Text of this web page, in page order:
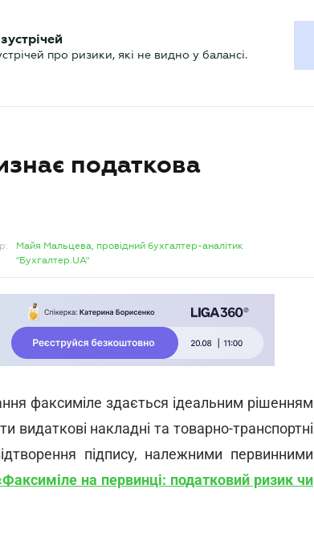
про ризики, які не видно у балансі.
податкова
Майя Мальцева, провідний бухгалтер-аналітик
"Бухгалтер.UA"
факсиміле здається ідеальним рішенням
видаткові накладні та товарно-транспортні
підпису, належними первинними
на первинці: податковий ризик чи